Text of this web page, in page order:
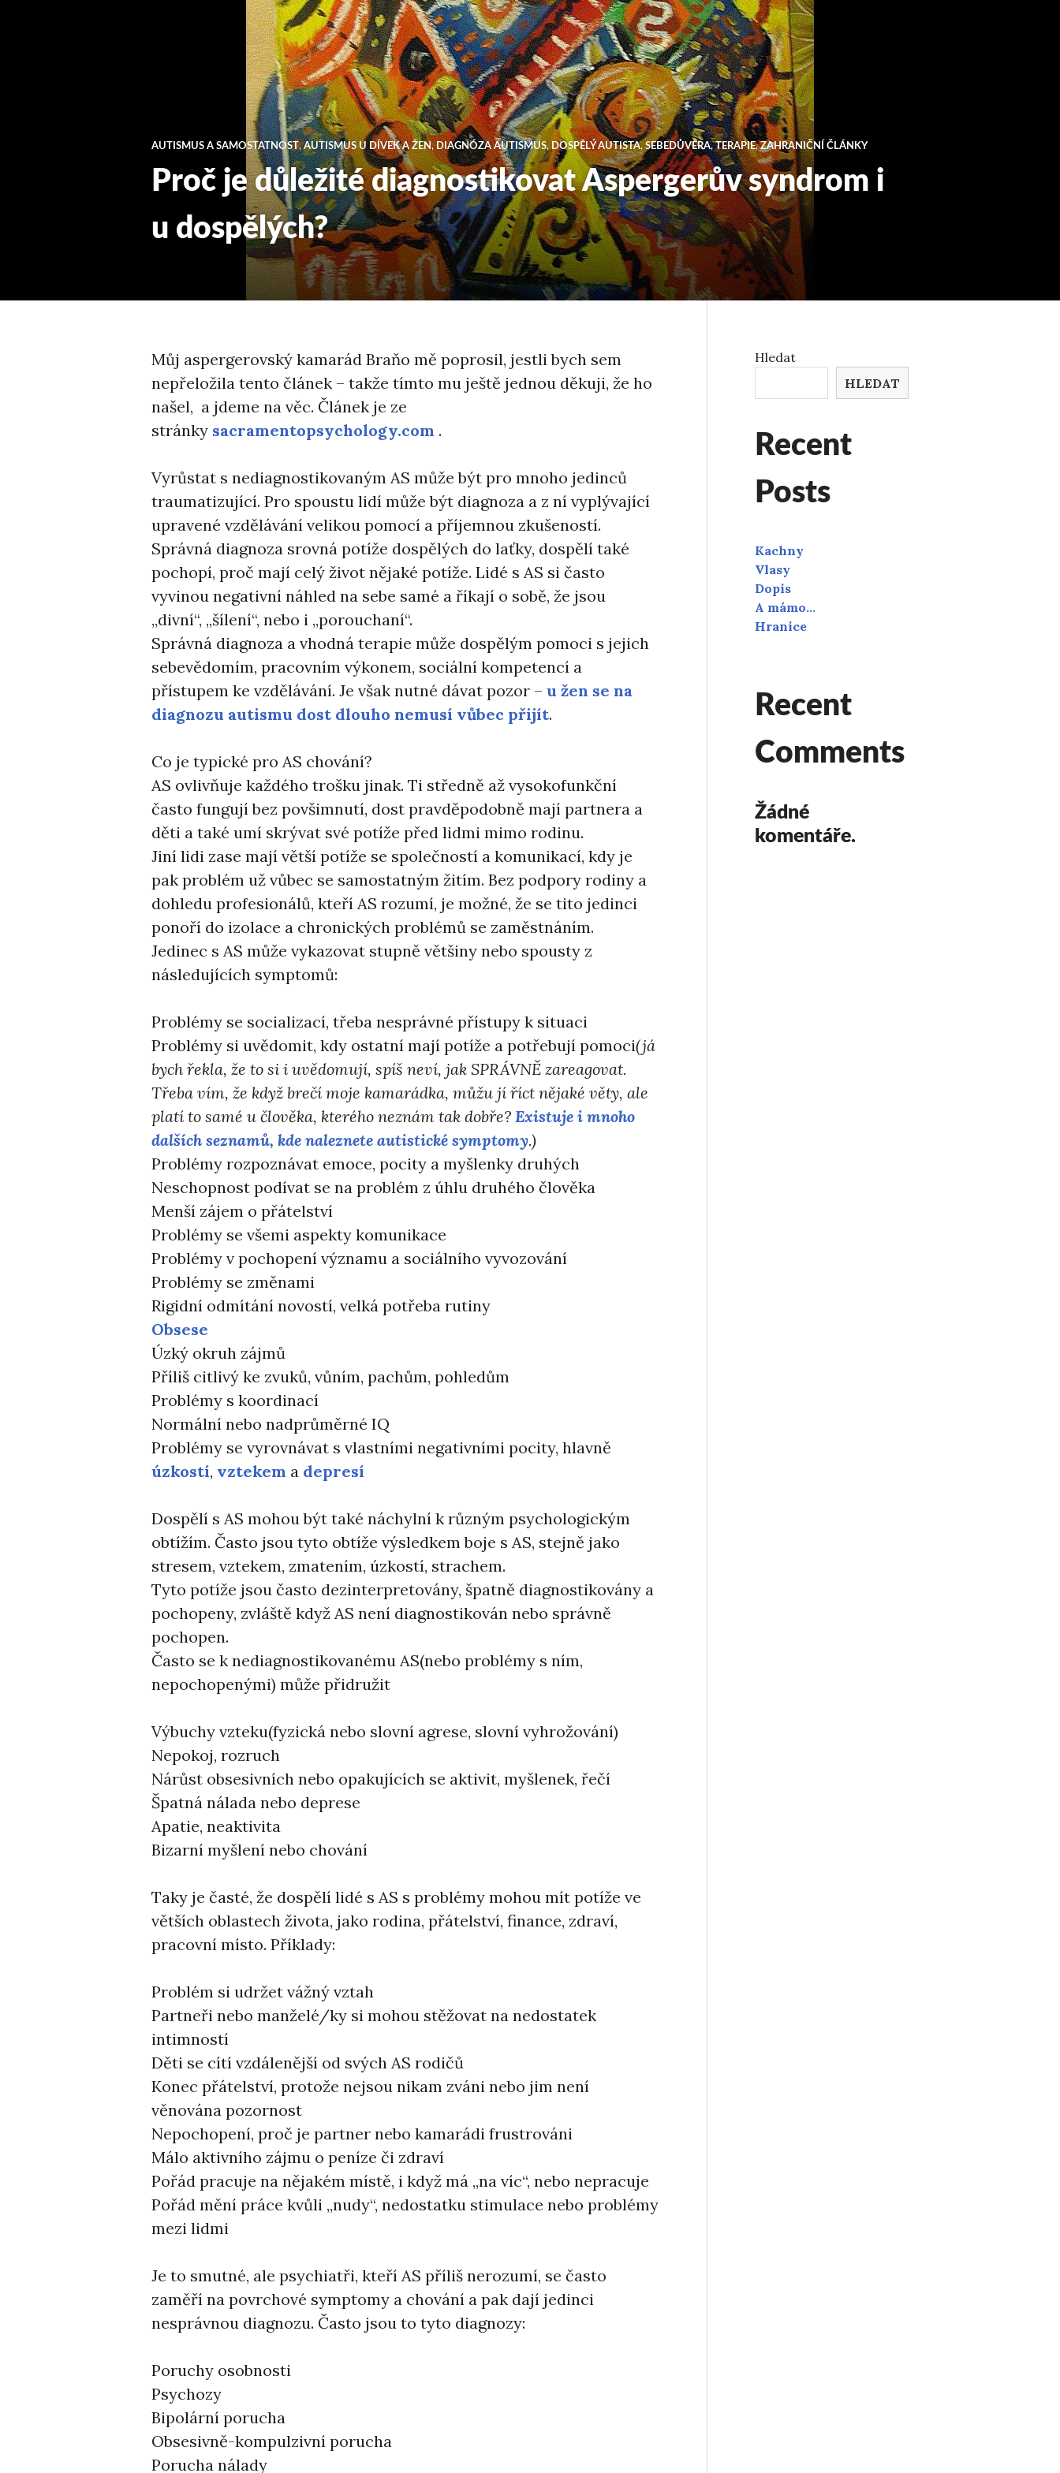
AUTISMUS A SAMOSTATNOST,AUTISMUS U DÍVEK A ŽEN,DIAGNÓZA AUTISMUS,DOSPĚLÝ AUTISTA,SEBEDŮVĚRA,TERAPIE,ZAHRANIČNÍ ČLÁNKY
Proč je důležité diagnostikovat Aspergerův syndrom i
u dospělých?
Můj aspergerovský kamarád Braňo mě poprosil, jestli bych sem
nepřeložila tento článek – takže tímto mu ještě jednou děkuji, že ho
našel, a jdeme na věc. Článek je ze
stránky sacramentopsychology.com .
Vyrůstat s nediagnostikovaným AS může být pro mnoho jedinců
traumatizující. Pro spoustu lidí může být diagnoza a z ní vyplývající
upravené vzdělávání velikou pomocí a příjemnou zkušeností.
Správná diagnoza srovná potíže dospělých do laťky, dospělí také
pochopí, proč mají celý život nějaké potíže. Lidé s AS si často
vyvinou negativní náhled na sebe samé a říkají o sobě, že jsou
,,divní“, ,,šílení“, nebo i ,,porouchaní“.
Správná diagnoza a vhodná terapie může dospělým pomoci s jejich
sebevědomím, pracovním výkonem, sociální kompetencí a
přístupem ke vzdělávání. Je však nutné dávat pozor – u žen se na
diagnozu autismu dost dlouho nemusí vůbec přijít.
Co je typické pro AS chování?
AS ovlivňuje každého trošku jinak. Ti středně až vysokofunkční
často fungují bez povšimnutí, dost pravděpodobně mají partnera a
děti a také umí skrývat své potíže před lidmi mimo rodinu.
Jiní lidi zase mají větší potíže se společností a komunikací, kdy je
pak problém už vůbec se samostatným žitím. Bez podpory rodiny a
dohledu profesionálů, kteří AS rozumí, je možné, že se tito jedinci
ponoří do izolace a chronických problémů se zaměstnáním.
Jedinec s AS může vykazovat stupně většiny nebo spousty z
následujících symptomů:
Problémy se socializací, třeba nesprávné přístupy k situaci
Problémy si uvědomit, kdy ostatní mají potíže a potřebují pomoci(já
bych řekla, že to si i uvědomují, spíš neví, jak SPRÁVNĚ zareagovat.
Třeba vím, že když brečí moje kamarádka, můžu jí říct nějaké věty, ale
platí to samé u člověka, kterého neznám tak dobře? Existuje i mnoho
dalších seznamů, kde naleznete autistické symptomy.)
Problémy rozpoznávat emoce, pocity a myšlenky druhých
Neschopnost podívat se na problém z úhlu druhého člověka
Menší zájem o přátelství
Problémy se všemi aspekty komunikace
Problémy v pochopení významu a sociálního vyvozování
Problémy se změnami
Rigidní odmítání novostí, velká potřeba rutiny
Obsese
Úzký okruh zájmů
Příliš citlivý ke zvuků, vůním, pachům, pohledům
Problémy s koordinací
Normální nebo nadprůměrné IQ
Problémy se vyrovnávat s vlastními negativními pocity, hlavně
úzkostí, vztekem a depresí
Dospělí s AS mohou být také náchylní k různým psychologickým
obtížím. Často jsou tyto obtíže výsledkem boje s AS, stejně jako
stresem, vztekem, zmatením, úzkostí, strachem.
Tyto potíže jsou často dezinterpretovány, špatně diagnostikovány a
pochopeny, zvláště když AS není diagnostikován nebo správně
pochopen.
Často se k nediagnostikovanému AS(nebo problémy s ním,
nepochopenými) může přidružit
Výbuchy vzteku(fyzická nebo slovní agrese, slovní vyhrožování)
Nepokoj, rozruch
Nárůst obsesivních nebo opakujících se aktivit, myšlenek, řečí
Špatná nálada nebo deprese
Apatie, neaktivita
Bizarní myšlení nebo chování
Taky je časté, že dospělí lidé s AS s problémy mohou mít potíže ve
větších oblastech života, jako rodina, přátelství, finance, zdraví,
pracovní místo. Příklady:
Problém si udržet vážný vztah
Partneři nebo manželé/ky si mohou stěžovat na nedostatek
intimností
Děti se cítí vzdálenější od svých AS rodičů
Konec přátelství, protože nejsou nikam zváni nebo jim není
věnována pozornost
Nepochopení, proč je partner nebo kamarádi frustrováni
Málo aktivního zájmu o peníze či zdraví
Pořád pracuje na nějakém místě, i když má ,,na víc“, nebo nepracuje
Pořád mění práce kvůli ,,nudy“, nedostatku stimulace nebo problémy
mezi lidmi
Je to smutné, ale psychiatři, kteří AS příliš nerozumí, se často
zaměří na povrchové symptomy a chování a pak dají jedinci
nesprávnou diagnozu. Často jsou to tyto diagnozy:
Poruchy osobnosti
Psychozy
Bipolární porucha
Obsesivně-kompulzivní porucha
Porucha nálady
Hledat
HLEDAT
Recent
Posts
Kachny
Vlasy
Dopis
A mámo…
Hranice
Recent
Comments
Žádné
komentáře.